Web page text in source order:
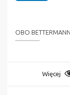
OBO
Więcej